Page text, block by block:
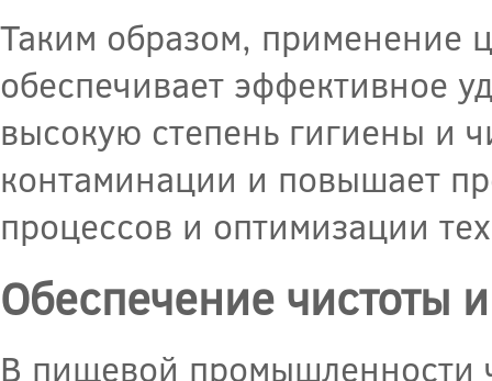
Таким образом, применение
обеспечивает эффективное
высокую степень гигиены и
контаминации и повышает
процессов и оптимизации
Обеспечение чистоты
В пищевой промышленности